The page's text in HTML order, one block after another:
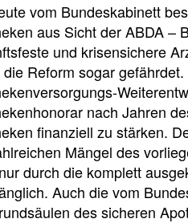
vom Bundeskabinett
aus Sicht der ABDA –
und krisensichere
Reform sogar
nach Jahren
finanziell zu stärken.
Mängel des
durch die komplett
Auch die vom
des sicheren